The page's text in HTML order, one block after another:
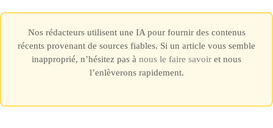
Nos rédacteurs utilisent une IA pour fournir des contenus
récents provenant de sources fiables. Si un article vous semble
inapproprié, n’hésitez pas à nous le faire savoir et nous
l’enlèverons rapidement.